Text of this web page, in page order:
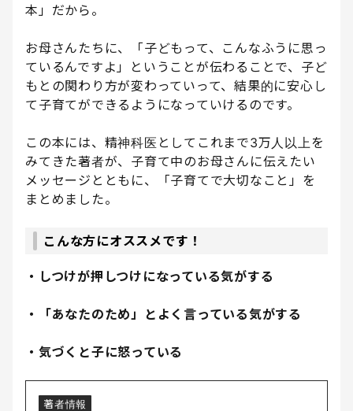
本」だから。
お母さんたちに、「子どもって、こんなふうに思っ
ているんですよ」ということが伝わることで、子ど
もとの関わり方が変わっていって、結果的に安心し
て子育てができるようになっていけるのです。
この本には、精神科医としてこれまで3万人以上を
みてきた著者が、子育て中のお母さんに伝えたい
メッセージとともに、「子育てで大切なこと」を
まとめました。
こんな方にオススメです！
・しつけが押しつけになっている気がする
・「あなたのため」とよく言っている気がする
・気づくと子に怒っている
著者情報